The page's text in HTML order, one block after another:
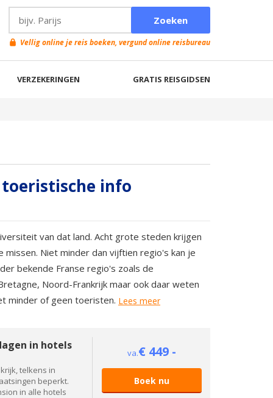
Vellig online je reis boeken, vergund online reisbureau
VERZEKERINGEN GRATIS REISGIDSEN
info
van dat land. Acht grote steden krijgen
Niet minder dan vijftien regio's kan je
bekende Franse regio's zoals de
Noord-Frankrijk maar ook daar weten
minder of geen toeristen. Lees meer
in hotels
telkens in
beperkt.
in alle hotels
va.€ 449 -
Boek nu